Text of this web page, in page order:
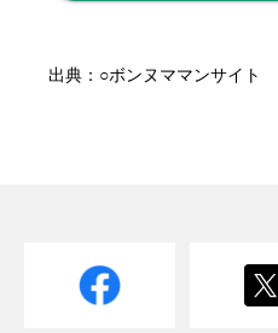
出典：○ボンヌママンサイト